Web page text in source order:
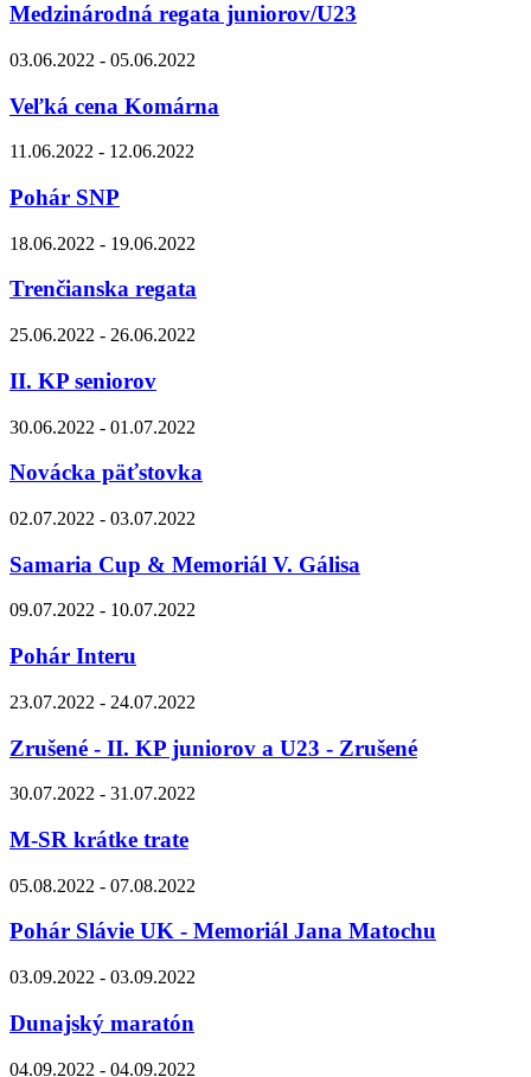
Medzinárodná regata juniorov/U23
03.06.2022 - 05.06.2022
Veľká cena Komárna
11.06.2022 - 12.06.2022
Pohár SNP
18.06.2022 - 19.06.2022
Trenčianska regata
25.06.2022 - 26.06.2022
II. KP seniorov
30.06.2022 - 01.07.2022
Novácka päťstovka
02.07.2022 - 03.07.2022
Samaria Cup & Memoriál V. Gálisa
09.07.2022 - 10.07.2022
Pohár Interu
23.07.2022 - 24.07.2022
Zrušené - II. KP juniorov a U23 - Zrušené
30.07.2022 - 31.07.2022
M-SR krátke trate
05.08.2022 - 07.08.2022
Pohár Slávie UK - Memoriál Jana Matochu
03.09.2022 - 03.09.2022
Dunajský maratón
04.09.2022 - 04.09.2022